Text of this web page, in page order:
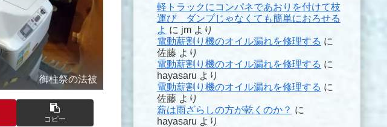
御柱祭の法被
コピー
軽トラックにコンパネであおりを付けて枝
運び ダンプじゃなくても簡単におろせる
よ に jmより
電動薪割り機のオイル漏れを修理する に
佐藤より
電動薪割り機のオイル漏れを修理する に
hayasaru より
電動薪割り機のオイル漏れを修理する に
佐藤より
薪は雨ざらしの方が乾くのか？ に
hayasaru より